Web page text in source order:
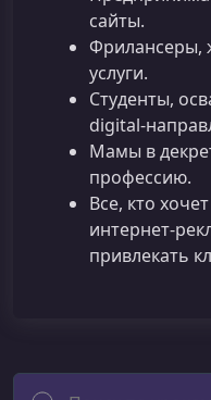
сайты.
Фрилансеры,
услуги.
Студенты,
Мамы в
профессию.
Все, кто
привлекать
Поиск